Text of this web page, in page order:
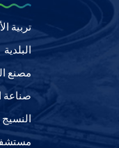
تربية
البلدية
مصنع
صناعة